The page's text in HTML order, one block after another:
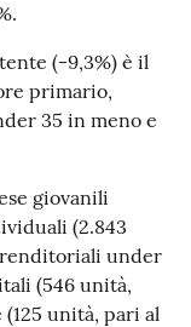
(-9,3%) è il
primario,
35 in meno e
giovanili
(2.843
under
(546 unità,
(125 unità, pari al